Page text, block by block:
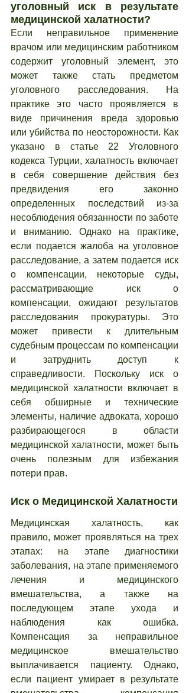
уголовный иск в результате
медицинской халатности?
Если неправильное применение
врачом или медицинским работником
содержит уголовный элемент, это
может также стать предметом
уголовного расследования. На
практике это часто проявляется в
виде причинения вреда здоровью
или убийства по неосторожности. Как
указано в статье 22 Уголовного
кодекса Турции, халатность включает
в себя совершение действия без
предвидения его законно
определенных последствий из-за
несоблюдения обязанности по заботе
и вниманию. Однако на практике,
если подается жалоба на уголовное
расследование, а затем подается иск
о компенсации, некоторые суды,
рассматривающие иск о
компенсации, ожидают результатов
расследования прокуратуры. Это
может привести к длительным
судебным процессам по компенсации
и затруднить доступ к
справедливости. Поскольку иск о
медицинской халатности включает в
себя обширные и технические
элементы, наличие адвоката, хорошо
разбирающегося в области
медицинской халатности, может быть
очень полезным для избежания
потери прав.
Иск о Медицинской Халатности
Медицинская халатность, как
правило, может проявляться на трех
этапах: на этапе диагностики
заболевания, на этапе применяемого
лечения и медицинского
вмешательства, а также на
последующем этапе ухода и
наблюдения как ошибка.
Компенсация за неправильное
медицинское вмешательство
выплачивается пациенту. Однако,
если пациент умирает в результате